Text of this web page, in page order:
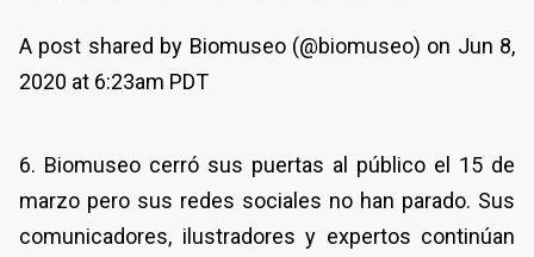
A post shared by Biomuseo (@biomuseo) on Jun 8,
2020 at 6:23am PDT
6. Biomuseo cerró sus puertas al público el 15 de
marzo pero sus redes sociales no han parado. Sus
comunicadores, ilustradores y expertos continúan